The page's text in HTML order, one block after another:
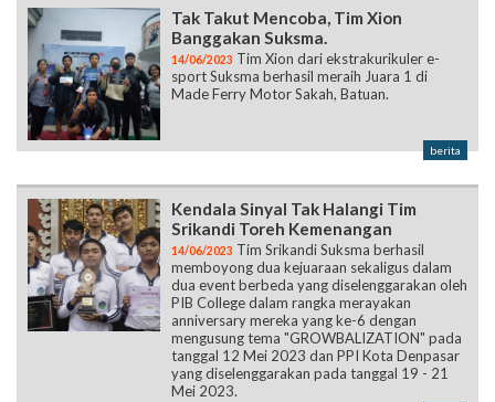
Tak Takut Mencoba, Tim Xion
Banggakan Suksma.
14/06/2023 Tim Xion dari ekstrakurikuler e-
sport Suksma berhasil meraih Juara 1 di
Made Ferry Motor Sakah, Batuan.
berita
Kendala Sinyal Tak Halangi Tim
Srikandi Toreh Kemenangan
14/06/2023 Tim Srikandi Suksma berhasil
memboyong dua kejuaraan sekaligus dalam
dua event berbeda yang diselenggarakan oleh
PIB College dalam rangka merayakan
anniversary mereka yang ke-6 dengan
mengusung tema "GROWBALIZATION" pada
tanggal 12 Mei 2023 dan PPI Kota Denpasar
yang diselenggarakan pada tanggal 19 - 21
Mei 2023.